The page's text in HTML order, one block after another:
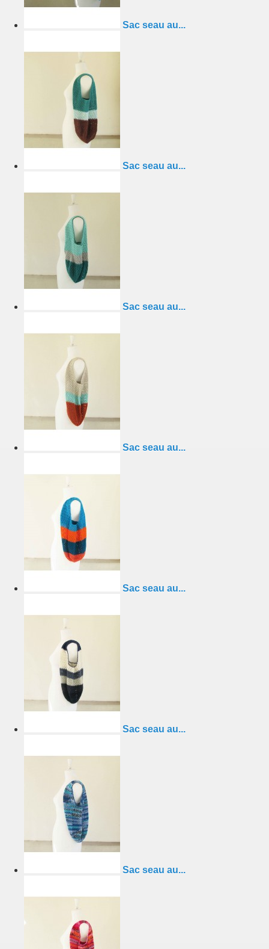
Sac seau au...
Sac seau au...
Sac seau au...
Sac seau au...
Sac seau au...
Sac seau au...
Sac seau au...